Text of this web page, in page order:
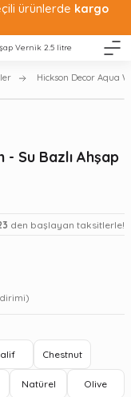
ürünlerde kargo
Hickson Decor Aqua
Su Bazlı Ahşap
den başlayan taksitlerle!
Chestnut
Natürel Olive